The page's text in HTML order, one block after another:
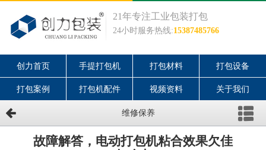
21年专注工业包装打包
24小时服务热线:15387485766
创力首页 手提打包机 打包材料 打包设备
打包案例 打包机配件 视频资料 关于我们
维修保养
故障解答，电动打包机粘合效果欠佳